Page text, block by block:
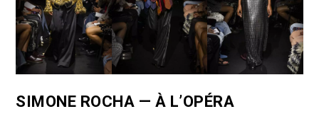
SIMONE ROCHA — À L’OPÉRA